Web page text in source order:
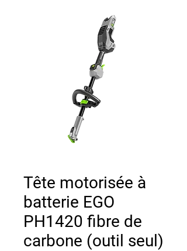
Tête motorisée à
batterie EGO
PH1420 fibre de
carbone (outil seul)